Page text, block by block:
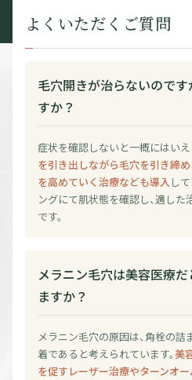
よくいただくご質問
毛穴開きが治らないのです
すか？
症状を確認しないと一概にはいえ
を引き出しながら毛穴を引き締
を高めていく治療なども導入し
ングにて肌状態を確認し、適し
です。
メラニン毛穴は美容医療
ますか？
メラニン毛穴の原因は、角栓の詰
着であると考えられています。美
を促すレーザー治療やターンオ